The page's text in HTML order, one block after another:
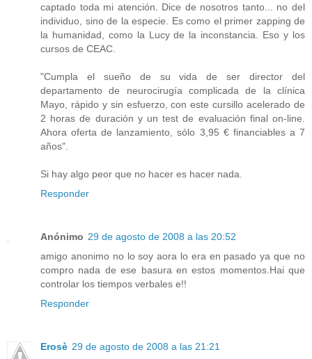
captado toda mi atención. Dice de nosotros tanto... no del
individuo, sino de la especie. Es como el primer zapping de
la humanidad, como la Lucy de la inconstancia. Eso y los
cursos de CEAC.
"Cumpla el sueño de su vida de ser director del
departamento de neurocirugía complicada de la clínica
Mayo, rápido y sin esfuerzo, con este cursillo acelerado de
2 horas de duración y un test de evaluación final on-line.
Ahora oferta de lanzamiento, sólo 3,95 € financiables a 7
años".
Si hay algo peor que no hacer es hacer nada.
Responder
Anónimo 29 de agosto de 2008 a las 20:52
amigo anonimo no lo soy aora lo era en pasado ya que no
compro nada de ese basura en estos momentos.Hai que
controlar los tiempos verbales e!!
Responder
Erosè 29 de agosto de 2008 a las 21:21